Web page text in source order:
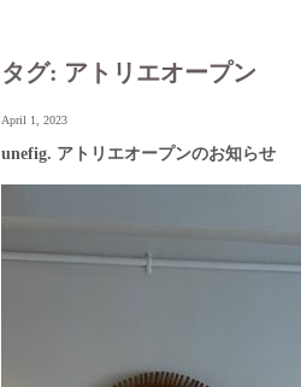
タグ: アトリエオープン
April 1, 2023
unefig. アトリエオープンのお知らせ